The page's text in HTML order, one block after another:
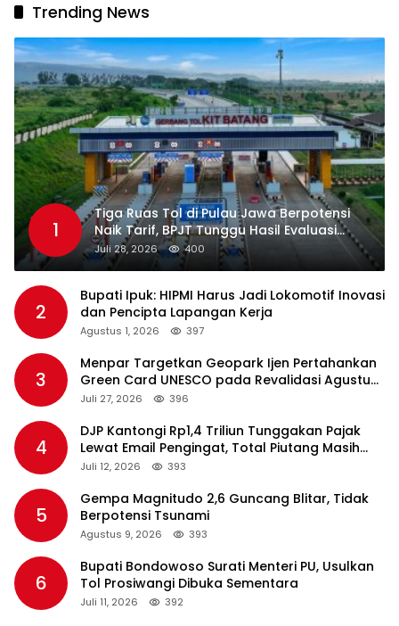
Trending News
1
Tiga Ruas Tol di Pulau Jawa Berpotensi
Naik Tarif, BPJT Tunggu Hasil Evaluasi
Standar Pelayanan
Juli 28, 2026 400
2
Bupati Ipuk: HIPMI Harus Jadi Lokomotif Inovasi
dan Pencipta Lapangan Kerja
Agustus 1, 2026 397
3
Menpar Targetkan Geopark Ijen Pertahankan
Green Card UNESCO pada Revalidasi Agustus
2026
Juli 27, 2026 396
4
DJP Kantongi Rp1,4 Triliun Tunggakan Pajak
Lewat Email Pengingat, Total Piutang Masih
Rp36 Triliun
Juli 12, 2026 393
5
Gempa Magnitudo 2,6 Guncang Blitar, Tidak
Berpotensi Tsunami
Agustus 9, 2026 393
6
Bupati Bondowoso Surati Menteri PU, Usulkan
Tol Prosiwangi Dibuka Sementara
Juli 11, 2026 392